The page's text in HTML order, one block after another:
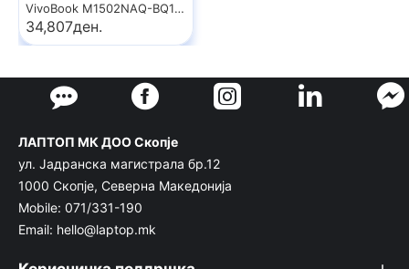
VivoBook M1502NAQ-BQ159
34,807ден.
ЛАПТОП МК ДОО Скопје
ул. Јадранска магистрала бр.12
1000 Скопје, Северна Македонија
Mobile: 071/331-190
Email: hello@laptop.mk